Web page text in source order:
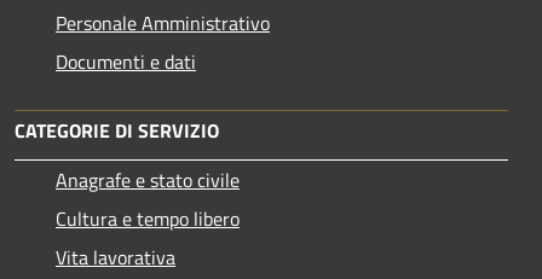
Personale Amministrativo
Documenti e dati
CATEGORIE DI SERVIZIO
Anagrafe e stato civile
Cultura e tempo libero
Vita lavorativa